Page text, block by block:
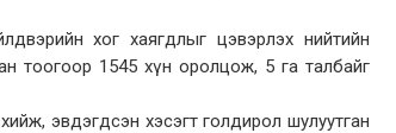
хог хаягдлыг цэвэрлэх нийтийн
тоогоор 1545 хүн оролцож, 5 га талбайг
эвдэгдсэн хэсэгт голдирол шулуутган